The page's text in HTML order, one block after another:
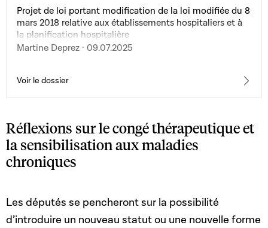
Projet de loi portant modification de la loi modifiée du 8
mars 2018 relative aux établissements hospitaliers et à
la planification hospitalière
Martine Deprez · 09.07.2025
Voir le dossier
Réflexions sur le congé thérapeutique et
la sensibilisation aux maladies
chroniques
Les députés se pencheront sur la possibilité
d’introduire un nouveau statut ou une nouvelle forme